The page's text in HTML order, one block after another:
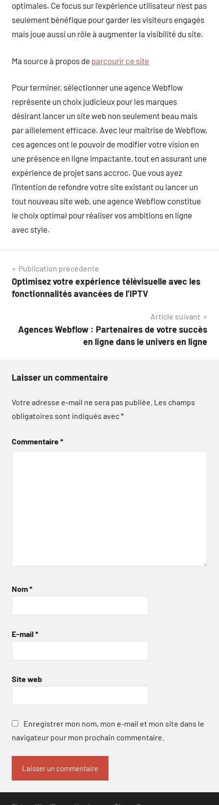
optimales. Ce focus sur l’expérience utilisateur n’est pas
seulement bénéfique pour garder les visiteurs engagés
mais joue aussi un rôle à augmenter la visibilité du site.
Ma source à propos de parcourir ce site
Pour terminer, sélectionner une agence Webflow
représente un choix judicieux pour les marques
désirant lancer un site web non seulement beau mais
par aillelement efficace. Avec leur maîtrise de Webflow,
ces agences ont le pouvoir de modifier votre vision en
une présence en ligne impactante, tout en assurant une
expérience de projet sans accroc. Que vous ayez
l’intention de refondre votre site existant ou lancer un
tout nouveau site web, une agence Webflow constitue
le choix optimal pour réaliser vos ambitions en ligne
avec style.
Navigation
de
Publication précédente
Optimisez votre expérience télévisuelle avec les
fonctionnalités avancées de l’IPTV
Article suivant
Agences Webflow : Partenaires de votre succès
en ligne dans le univers en ligne
Laisser un commentaire
Votre adresse e-mail ne sera pas publiée. Les champs
obligatoires sont indiqués avec*
Commentaire*
Nom*
E-mail *
Site web
Enregistrer mon nom, mon e-mail et mon site dans le
navigateur pour mon prochain commentaire.